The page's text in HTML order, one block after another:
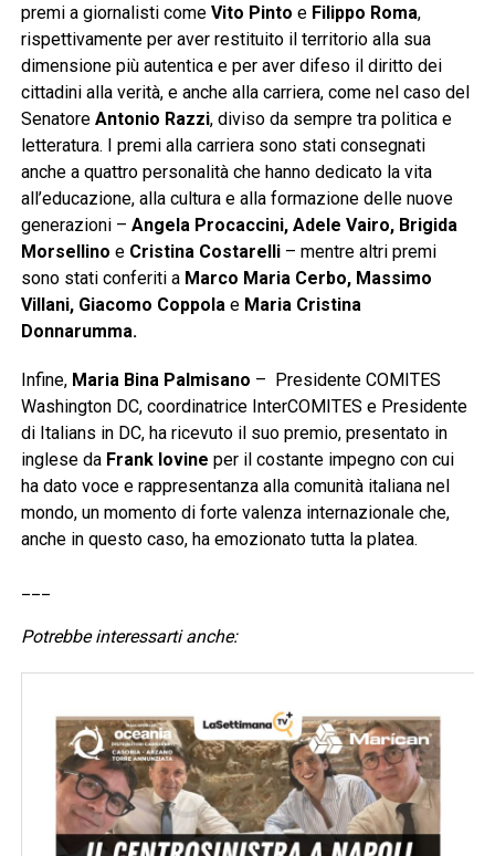
premi a giornalisti come Vito Pinto e Filippo Roma,
rispettivamente per aver restituito il territorio alla sua
dimensione più autentica e per aver difeso il diritto dei
cittadini alla verità, e anche alla carriera, come nel caso del
Senatore Antonio Razzi, diviso da sempre tra politica e
letteratura. I premi alla carriera sono stati consegnati
anche a quattro personalità che hanno dedicato la vita
all’educazione, alla cultura e alla formazione delle nuove
generazioni – Angela Procaccini, Adele Vairo, Brigida
Morsellino e Cristina Costarelli– mentre altri premi
sono stati conferiti aMarco Maria Cerbo, Massimo
Villani, Giacomo Coppola e Maria Cristina
Donnarumma.
Infine, Maria Bina Palmisano – Presidente COMITES
Washington DC, coordinatrice InterCOMITES e Presidente
di Italians in DC, ha ricevuto il suo premio, presentato in
inglese da Frank Iovine per il costante impegno con cui
ha dato voce e rappresentanza alla comunità italiana nel
mondo, un momento di forte valenza internazionale che,
anche in questo caso, ha emozionato tutta la platea.
Potrebbe interessarti anche: